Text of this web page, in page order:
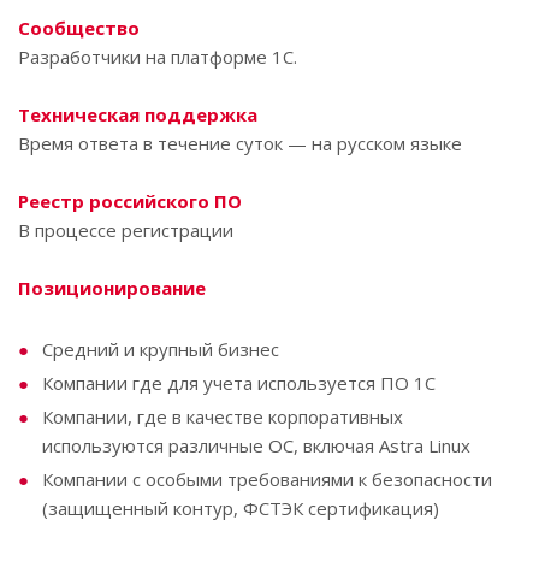
Сообщество
Разработчики на платформе 1С.
Техническая поддержка
Время ответа в течение суток — на русском языке
Реестр российского ПО
В процессе регистрации
Позиционирование
Средний и крупный бизнес
Компании где для учета используется ПО 1С
Компании, где в качестве корпоративных
используются различные ОС, включая Astra Linux
Компании с особыми требованиями к безопасности
(защищенный контур, ФСТЭК сертификация)